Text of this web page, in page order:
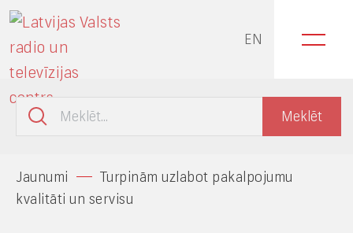
EN
Jaunumi
Turpinām uzlabot pakalpojumu
kvalitāti un servisu